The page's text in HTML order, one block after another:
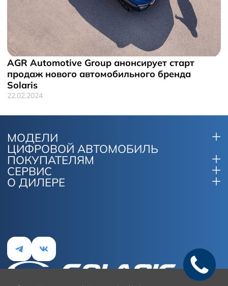
AGR Automotive Group анонсирует старт
продаж нового автомобильного бренда
Solaris
22.02.2024
МОДЕЛИ
ЦИФРОВОЙ АВТОМОБИЛЬ
ПОКУПАТЕЛЯМ
СЕРВИС
О ДИЛЕРЕ